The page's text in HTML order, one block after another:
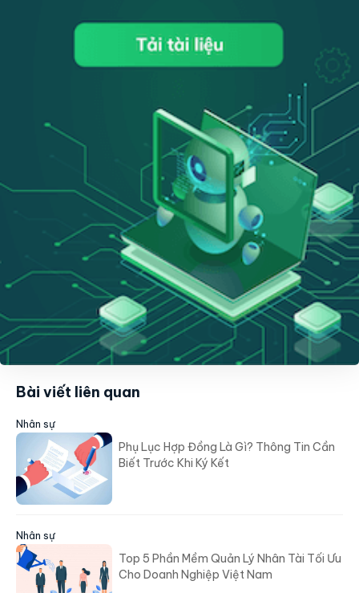
Bài viết liên quan
Nhân sự
Phụ Lục Hợp Đồng Là Gì? Thông Tin Cần
Biết Trước Khi Ký Kết
Nhân sự
Top 5 Phần Mềm Quản Lý Nhân Tài Tối Ưu
Cho Doanh Nghiệp Việt Nam